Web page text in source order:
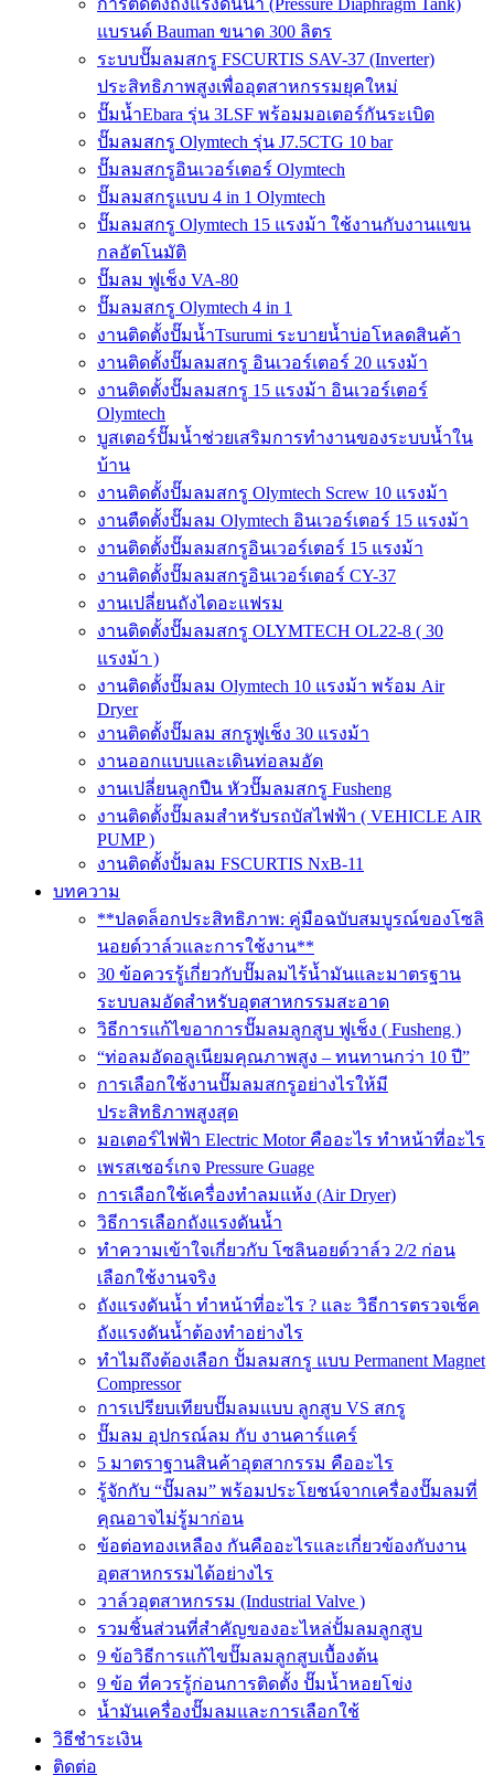
การติดตั้งถังแรงดันน้ำ (Pressure Diaphragm Tank)
แบรนด์ Bauman ขนาด 300 ลิตร
ระบบปั๊มลมสกรู FSCURTIS SAV-37 (Inverter)
ประสิทธิภาพสูงเพื่ออุตสาหกรรมยุคใหม่
ปั๊มน้ำEbara รุ่น 3LSF พร้อมมอเตอร์กันระเบิด
ปั๊มลมสกรู Olymtech รุ่น J7.5CTG 10 bar
ปั๊มลมสกรูอินเวอร์เตอร์ Olymtech
ปั๊มลมสกรูแบบ 4 in 1 Olymtech
ปั๊มลมสกรู Olymtech 15 แรงม้า ใช้งานกับงานแขน
กลอัตโนมัติ
ปั๊มลม ฟูเช็ง VA-80
ปั๊มลมสกรู Olymtech 4 in 1
งานติดตั้งปั๊มน้ำTsurumi ระบายน้ำบ่อโหลดสินค้า
งานติดตั้งปั๊มลมสกรู อินเวอร์เตอร์ 20 แรงม้า
งานติดตั้งปั๊มลมสกรู 15 แรงม้า อินเวอร์เตอร์
Olymtech
บูสเตอร์ปั๊มน้ำช่วยเสริมการทำงานของระบบน้ำใน
บ้าน
งานติดตั้งปั๊มลมสกรู Olymtech Screw 10 แรงม้า
งานตืดตั้งปั๊มลม Olymtech อินเวอร์เตอร์ 15 แรงม้า
งานติดตั้งปั๊มลมสกรูอินเวอร์เตอร์ 15 แรงม้า
งานติดตั้งปั๊มลมสกรูอินเวอร์เตอร์ CY-37
งานเปลี่ยนถังไดอะแฟรม
งานติดตั้งปั๊มลมสกรู OLYMTECH OL22-8 ( 30
แรงม้า )
งานติดตั้งปั๊มลม Olymtech 10 แรงม้า พร้อม Air
Dryer
งานติดตั้งปั๊มลม สกรูฟูเช็ง 30 แรงม้า
งานออกแบบและเดินท่อลมอัด
งานเปลี่ยนลูกปืน หัวปั๊มลมสกรู Fusheng
งานติดตั้งปั๊มลมสำหรับรถบัสไฟฟ้า ( VEHICLE AIR
PUMP )
งานติดตั้งปั้มลม FSCURTIS NxB-11
บทความ
**ปลดล็อกประสิทธิภาพ: คู่มือฉบับสมบูรณ์ของโซลิ
นอยด์วาล์วและการใช้งาน**
30 ข้อควรรู้เกี่ยวกับปั๊มลมไร้น้ำมันและมาตรฐาน
ระบบลมอัดสำหรับอุตสาหกรรมสะอาด
วิธีการแก้ไขอาการปั๊มลมลูกสูบ ฟูเช็ง ( Fusheng )
“ท่อลมอัดอลูเนียมคุณภาพสูง – ทนทานกว่า 10 ปี”
การเลือกใช้งานปั๊มลมสกรูอย่างไรให้มี
ประสิทธิภาพสูงสุด
มอเตอร์ไฟฟ้า Electric Motor คืออะไร ทำหน้าที่อะไร
เพรสเชอร์เกจ Pressure Guage
การเลือกใช้เครื่องทำลมแห้ง (Air Dryer)
วิธีการเลือกถังแรงดันน้ำ
ทำความเข้าใจเกี่ยวกับ โซลินอยด์วาล์ว 2/2 ก่อน
เลือกใช้งานจริง
ถังแรงดันน้ำ ทำหน้าที่อะไร ? และ วิธีการตรวจเช็ค
ถังแรงดันน้ำต้องทำอย่างไร
ทำไมถึงต้องเลือก ปั้มลมสกรู แบบ Permanent Magnet
Compressor
การเปรียบเทียบปั๊มลมแบบ ลูกสูบ VS สกรู
ปั๊มลม อุปกรณ์ลม กับ งานคาร์แคร์
5 มาตราฐานสินค้าอุตสากรรม คืออะไร
รู้จักกับ “ปั๊มลม” พร้อมประโยชน์จากเครื่องปั๊มลมที่
คุณอาจไม่รู้มาก่อน
ข้อต่อทองเหลือง กันคืออะไรและเกี่ยวข้องกับงาน
อุตสาหกรรมได้อย่างไร
วาล์วอุตสาหกรรม (Industrial Valve )
รวมชิ้นส่วนที่สำคัญของอะไหล่ปั้มลมลูกสูบ
9 ข้อวิธีการแก้ไขปั๊มลมลูกสูบเบื้องต้น
9 ข้อ ที่ควรรู้ก่อนการติดตั้ง ปั๊มน้ำหอยโข่ง
น้ำมันเครื่องปั๊มลมและการเลือกใช้
วิธีชำระเงิน
ติดต่อ